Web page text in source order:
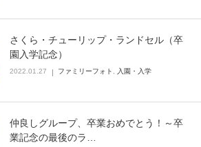
さくら・チューリップ・ランドセル（卒
園入学記念）
2022.01.27 ファミリーフォト 入園・入学
仲良しグループ、卒業おめでとう！～卒
業記念の最後のラ…